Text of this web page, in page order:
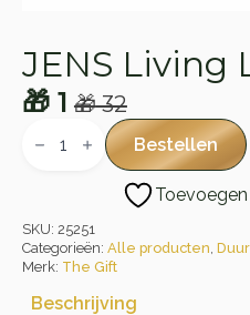
JENS Living
🎁32
Oorspronkelijke
prijs
🎁 32.
🎁 1
Huidige
prijs
🎁 1.
Living
Bestellen
SKU: 25251
Categorieën: Alle producten,
Merk: The Gift
Beschrijving